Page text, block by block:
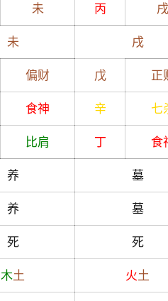
未 丙 戌
未 戌
偏财 戊 正
食神 辛 七
比肩 丁 食
养 墓
养 墓
死 死
木土 火土